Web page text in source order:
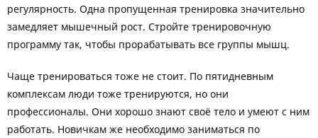
регулярность. Одна пропущенная тренировка значительно
замедляет мышечный рост. Стройте тренировочную
программу так, чтобы прорабатывать все группы мышц.
Чаще тренироваться тоже не стоит. По пятидневным
комплексам люди тоже тренируются, но они
профессионалы. Они хорошо знают своё тело и умеют с ним
работать. Новичкам же необходимо заниматься по